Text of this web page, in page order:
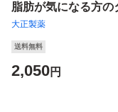
脂肪が気になる方
大正製薬
送料無料
2,050円